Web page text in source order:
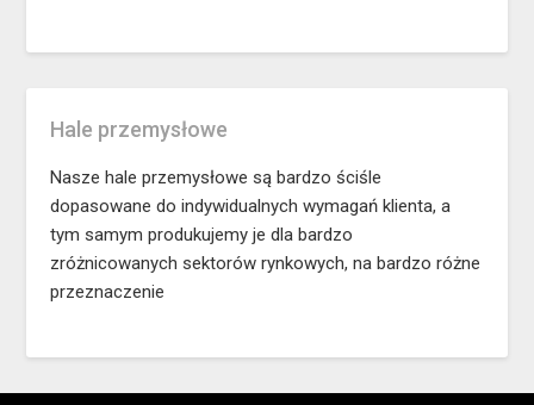
Hale przemysłowe
Nasze hale przemysłowe są bardzo ściśle
dopasowane do indywidualnych wymagań klienta, a
tym samym produkujemy je dla bardzo
zróżnicowanych sektorów rynkowych, na bardzo różne
przeznaczenie